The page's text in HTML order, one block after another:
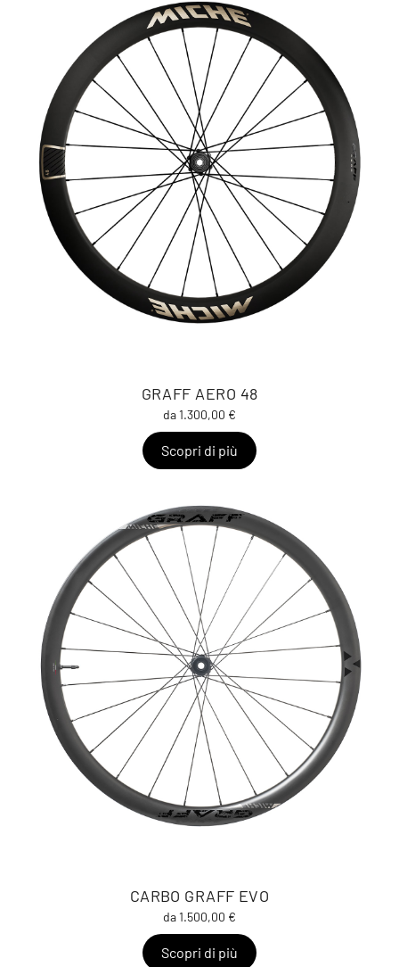
GRAFF AERO 48
da 1.300,00 €
Scopri di più
CARBO GRAFF EVO
da 1.500,00 €
Scopri di più